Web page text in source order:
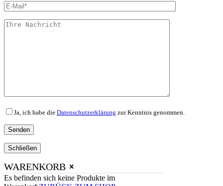
Ja, ich habe die Datenschutzerklärung zur Kenntnis genommen.
Schließen
WARENKORB
Es befinden sich keine Produkte im